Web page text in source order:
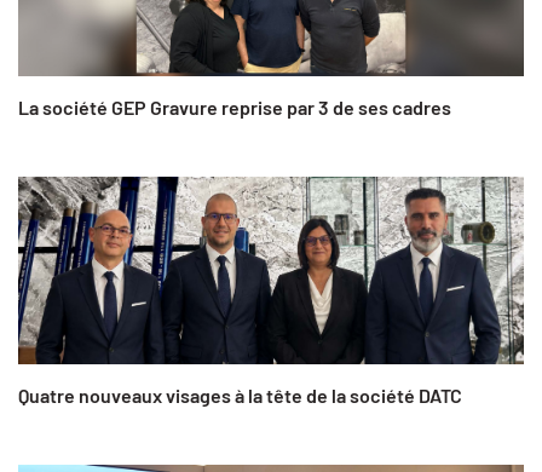
La société GEP Gravure reprise par 3 de ses cadres
Quatre nouveaux visages à la tête de la société DATC